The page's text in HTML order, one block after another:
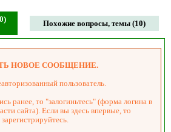
Похожие вопросы, темы (10)
НОВОЕ СООБЩЕНИЕ.
пользователь.
ранее, то "залогиньтесь" (форма логина в
сайта). Если вы здесь впервые, то
зарегистрируйтесь.